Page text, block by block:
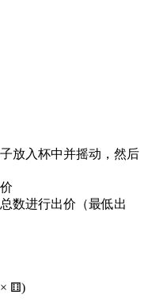
放入杯中并摇动，然后
数进行出价（最低出
× ⚅)